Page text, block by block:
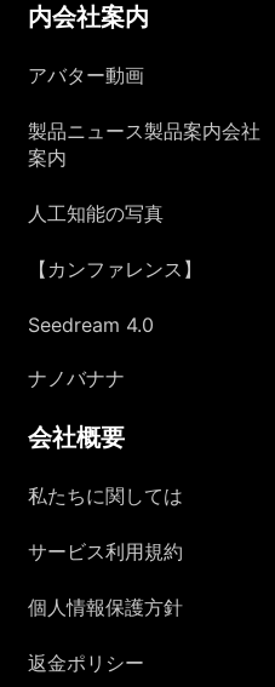
内会社案内
アバター動画
製品ニュース製品案内会社
案内
人工知能の写真
【カンファレンス】
Seedream 4.0
ナノバナナ
会社概要
私たちに関しては
サービス利用規約
個人情報保護方針
返金ポリシー